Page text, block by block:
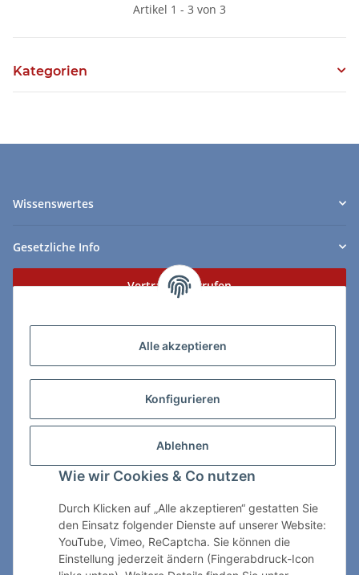
Alle akzeptieren
Konfigurieren
Ablehnen
Wie wir Cookies & Co nutzen
Durch Klicken auf „Alle akzeptieren“ gestatten Sie
den Einsatz folgender Dienste auf unserer Website:
YouTube, Vimeo, ReCaptcha. Sie können die
Einstellung jederzeit ändern (Fingerabdruck-Icon
Artikel 1 - 3 von 3
Kategorien
Wissenswertes
Gesetzliche Info
Vertrag widerrufen
ChessWare Schachversand
89264 Weissenhorn
Telefon: 0 7309 / 7999
shop@chessware.de